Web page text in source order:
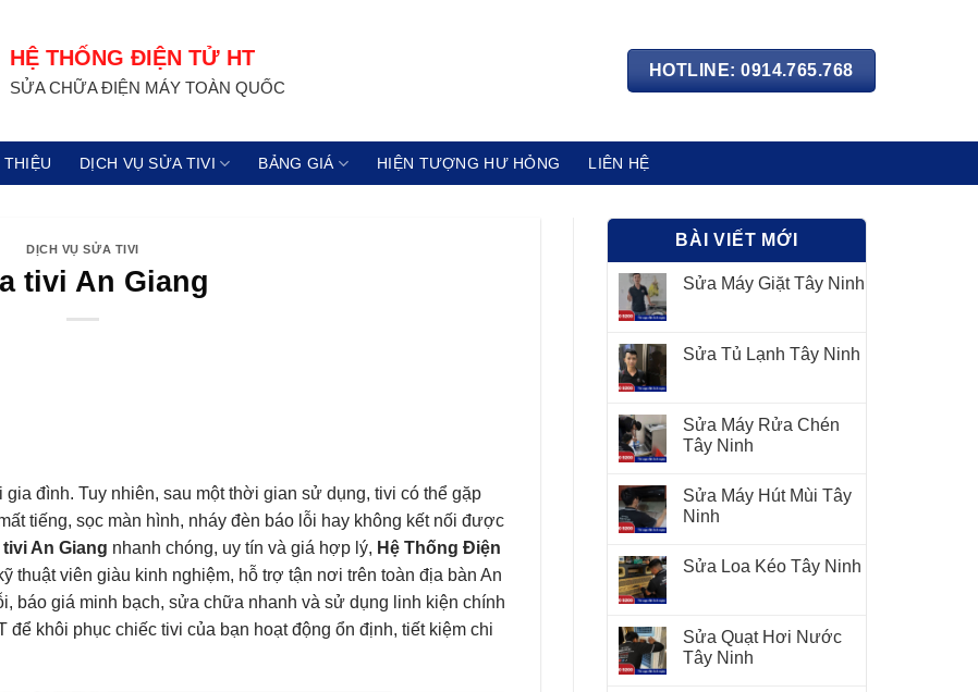
HỆ THỐNG ĐIỆN TỬ HT
SỬA CHỮA ĐIỆN MÁY TOÀN QUỐC
HOTLINE: 0914.765.768
DỊCH VỤ SỬA TIVI BẢNG GIÁ HIỆN TƯỢNG HƯ HỎNG LIÊN HỆ
DỊCH VỤ SỬA TIVI
tivi An Giang
đình. Tuy nhiên, sau một thời gian sử dụng, tivi có thể gặp
tiếng, sọc màn hình, nháy đèn báo lỗi hay không kết nối được
An Giang nhanh chóng, uy tín và giá hợp lý, Hệ Thống Điện
thuật viên giàu kinh nghiệm, hỗ trợ tận nơi trên toàn địa bàn An
báo giá minh bạch, sửa chữa nhanh và sử dụng linh kiện chính
khôi phục chiếc tivi của bạn hoạt động ổn định, tiết kiệm chi
BÀI VIẾT MỚI
Sửa Máy Giặt Tây Ninh
Sửa Tủ Lạnh Tây Ninh
Sửa Máy Rửa Chén
Tây Ninh
Sửa Máy Hút Mùi Tây
Ninh
Sửa Loa Kéo Tây Ninh
Sửa Quạt Hơi Nước
Tây Ninh